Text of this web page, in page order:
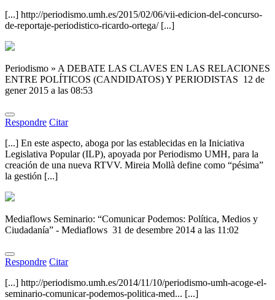
[...] http://periodismo.umh.es/2015/02/06/vii-edicion-del-concurso-
de-reportaje-periodistico-ricardo-ortega/ [...]
Periodismo » A DEBATE LAS CLAVES EN LAS RELACIONES
ENTRE POLÍTICOS (CANDIDATOS) Y PERIODISTAS 12 de
gener 2015 a las 08:53
Respondre Citar
[...] En este aspecto, aboga por las establecidas en la Iniciativa
Legislativa Popular (ILP), apoyada por Periodismo UMH, para la
creación de una nueva RTVV. Mireia Mollà define como “pésima”
la gestión [...]
Mediaflows Seminario: “Comunicar Podemos: Política, Medios y
Ciudadanía” - Mediaflows 31 de desembre 2014 a las 11:02
Respondre Citar
[...] http://periodismo.umh.es/2014/11/10/periodismo-umh-acoge-el-
seminario-comunicar-podemos-politica-med... [...]